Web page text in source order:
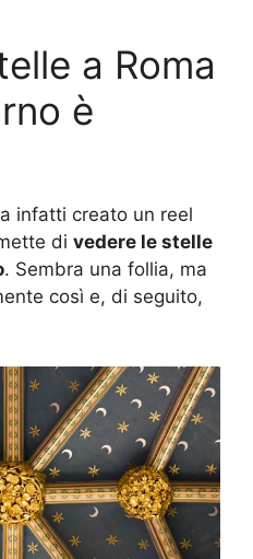
a Roma
è
infatti creato un reel
di vedere le stelle
. Sembra una follia, ma
così e, di seguito,